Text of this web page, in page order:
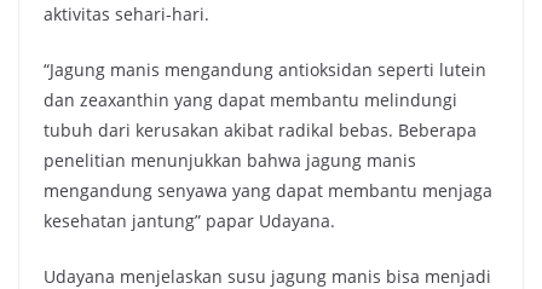
aktivitas sehari-hari.
“Jagung manis mengandung antioksidan seperti lutein
dan zeaxanthin yang dapat membantu melindungi
tubuh dari kerusakan akibat radikal bebas. Beberapa
penelitian menunjukkan bahwa jagung manis
mengandung senyawa yang dapat membantu menjaga
kesehatan jantung” papar Udayana.
Udayana menjelaskan susu jagung manis bisa menjadi